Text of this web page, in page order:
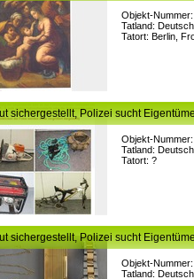
Objekt-
Tatland:
Tatort: Berlin,
Objekt-Nummer:
Tatland:
Tatort: ?
sichergestellt, Polizei sucht
Objekt-
Tatland:
sichergestellt, Polizei sucht